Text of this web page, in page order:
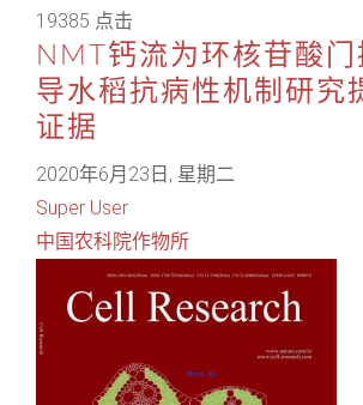
19385 点击
NMT钙流为环核苷酸门
导水稻抗病性机制研究
证据
2020年6月23日, 星期二
Super User
中国农科院作物所